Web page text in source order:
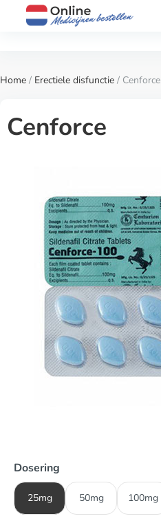
Home / Erectiele disfunctie / Cenforce
Cenforce
Dosering
25mg 50mg 100mg